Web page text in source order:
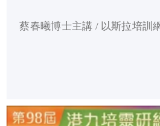
蔡春曦博士主講 / 以斯拉培訓